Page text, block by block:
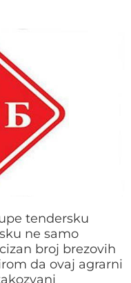
tendersku
ne samo
broj brezovih
da ovaj agrarni